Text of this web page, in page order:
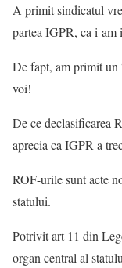
A primit sindicatul
partea IGPR, ca i-
De fapt, am primit un
voi!
De ce declasificarea
aprecia ca IGPR a
ROF-urile sunt acte
statului.
Potrivit art 11 din
organ central al